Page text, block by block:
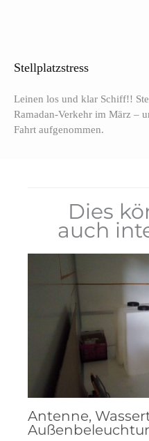
Stellplatzstress
Leinen los und klar Schiff!!
Ramadan-Verkehr im März –
Fahrt aufgenommen.
Dies
auch
Antenne,